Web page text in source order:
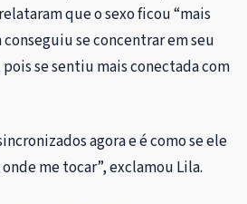
que o sexo ficou “mais
se concentrar em seu
se sentiu mais conectada com
agora e é como se ele
me tocar”, exclamou Lila.